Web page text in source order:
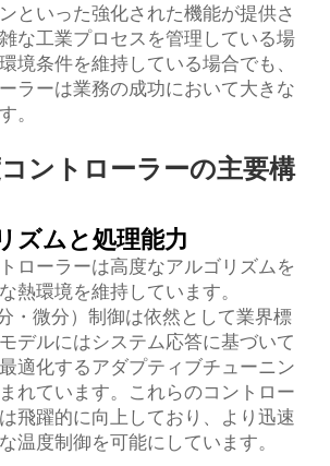
といった強化された機能が提供さ
な工業プロセスを管理している場
境条件を維持している場合でも、
ラーは業務の成功において大きな
。
ントローラーの主要構
ズムと処理能力
ローラーは高度なアルゴリズムを
熱環境を維持しています。
・微分）制御は依然として業界標
デルにはシステム応答に基づいて
適化するアダプティブチューニン
れています。これらのコントロー
飛躍的に向上しており、より迅速
温度制御を可能にしています。